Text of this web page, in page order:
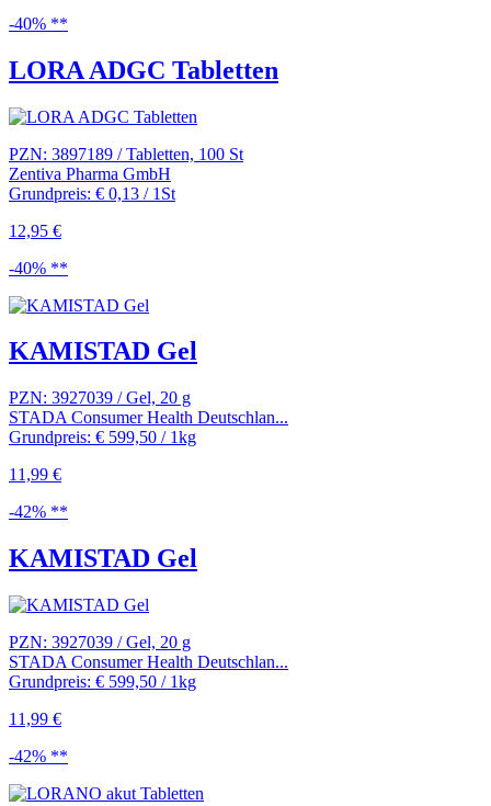
-40% **
LORA ADGC Tabletten
PZN: 3897189 / Tabletten, 100 St
Zentiva Pharma GmbH
Grundpreis: € 0,13 / 1St
12,95 €
-40% **
KAMISTAD Gel
PZN: 3927039 / Gel, 20 g
STADA Consumer Health Deutschlan...
Grundpreis: € 599,50 / 1kg
11,99 €
-42% **
KAMISTAD Gel
PZN: 3927039 / Gel, 20 g
STADA Consumer Health Deutschlan...
Grundpreis: € 599,50 / 1kg
11,99 €
-42% **